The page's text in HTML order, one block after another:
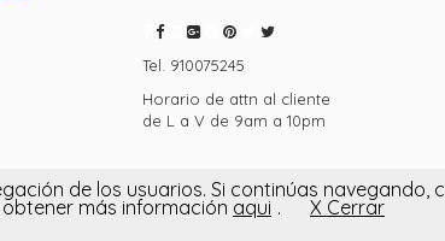
de los usuarios. Si continúas
más información aqui . X Cerrar
Tel. 910075245
Horario de attn al cliente
de L a V de 9am a 10pm
|